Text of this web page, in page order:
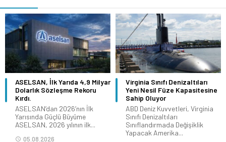
ASELSAN, İlk Yarıda 4,9 Milyar
Dolarlık Sözleşme Rekoru
Kırdı.
ASELSAN’dan 2026’nın İlk
Yarısında Güçlü Büyüme
ASELSAN, 2026 yılının ilk...
05.08.2026
Virginia Sınıfı Denizaltıları
Yeni Nesil Füze Kapasitesine
Sahip Oluyor
ABD Deniz Kuvvetleri, Virginia
Sınıfı Denizaltıları
Sınıflandırmada Değişiklik
Yapacak Amerika...